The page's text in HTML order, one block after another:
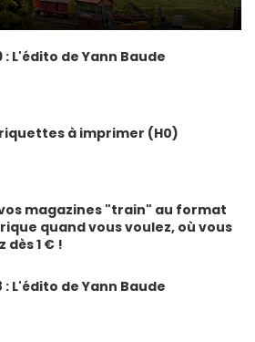
: L'édito de Yann Baude
à imprimer (H0)
magazines "train" au format
quand vous voulez, où vous
dès 1 € !
: L'édito de Yann Baude